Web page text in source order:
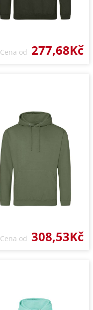
Cena od 277,68Kč
Cena od 308,53Kč